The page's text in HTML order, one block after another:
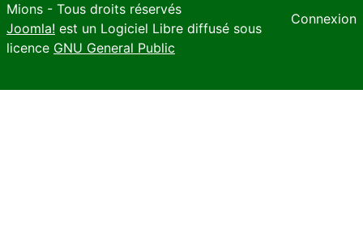
Mions - Tous droits réservés
Joomla! est un Logiciel Libre diffusé sous
licence GNU General Public
Connexion